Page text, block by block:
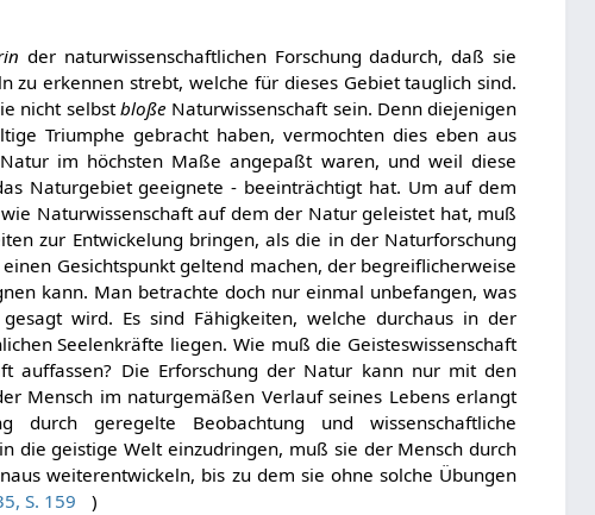
der naturwissenschaftlichen Forschung dadurch, daß sie
zu erkennen strebt, welche für dieses Gebiet tauglich sind.
nicht selbstbloße Naturwissenschaft sein. Denn diejenigen
Triumphe gebracht haben, vermochten dies eben aus
im höchsten Maße angepaßt waren, und weil diese
Naturgebiet geeignete - beeinträchtigt hat. Um auf dem
Naturwissenschaft auf dem der Natur geleistet hat, muß
zur Entwickelung bringen, als die in der Naturforschung
Gesichtspunkt geltend machen, der begreiflicherweise
kann. Man betrachte doch nur einmal unbefangen, was
wird. Es sind Fähigkeiten, welche durchaus in der
Seelenkräfte liegen. Wie muß die Geisteswissenschaft
auffassen? Die Erforschung der Natur kann nur mit den
Mensch im naturgemäßen Verlauf seines Lebens erlangt
geregelte Beobachtung und wissenschaftliche
die geistige Welt einzudringen, muß sie der Mensch durch
weiterentwickeln, bis zu dem sie ohne solche Übungen
S. 159
)